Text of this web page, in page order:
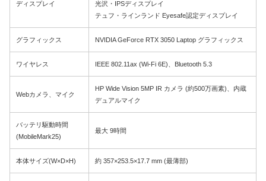
ディスプレイ
光沢・IPSディスプレイ
テュフ・ラインランド Eyesafe認定ディスプレイ
グラフィックス NVIDIA GeForce RTX 3050 Laptop グラフィックス
ワイヤレス IEEE 802.11ax (Wi-Fi 6E)、Bluetooth 5.3
Webカメラ、マイク
HP Wide Vision 5MP IR カメラ (約500万画素)、内蔵
デュアルマイク
バッテリ駆動時間
(MobileMark25)
最大 9時間
本体サイズ(W×D×H) 約 357×253.5×17.7 mm (最薄部)